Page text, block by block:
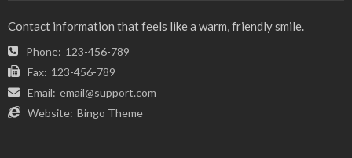
Contact information that feels like a warm, friendly smile.
Phone: 123-456-789
Fax: 123-456-789
Email: email@support.com
Website: Bingo Theme